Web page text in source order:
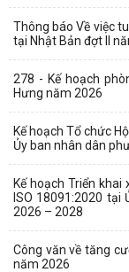
Thông báo Về việc
tại Nhật Bản đợt II
278 - Kế hoạch
Hưng năm 2026
Kế hoạch Tổ chức
Ủy ban nhân dân
Kế hoạch Triển
ISO 18091:2020 tại
2026 – 2028
Công văn về tăng
năm 2026